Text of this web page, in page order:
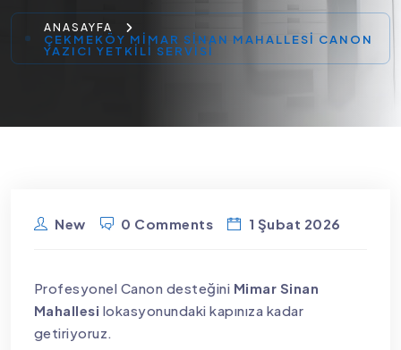
ANASAYFA
ÇEKMEKÖY MIMAR SINAN MAHALLESI CANON
YAZICI YETKILI SERVISI
New 0 Comments 1 Şubat 2026
Profesyonel Canon desteğini Mimar Sinan
Mahallesi lokasyonundaki kapınıza kadar
getiriyoruz.